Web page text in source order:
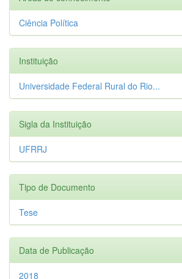
Ciência Política
Instituição
Universidade Federal Rural do Rio...
Sigla da Instituição
UFRRJ
Tipo de Documento
Tese
Data de Publicação
2018